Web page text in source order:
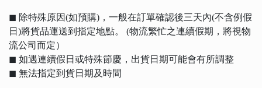
◼︎ 除特殊原因(如預購)，一般在訂單確認後三天內(不含例假
日)將貨品運送到指定地點。 (物流繁忙之連續假期，將視物
流公司而定）
◼︎ 如遇連續假日或特殊節慶，出貨日期可能會有所調整
◼︎ 無法指定到貨日期及時間